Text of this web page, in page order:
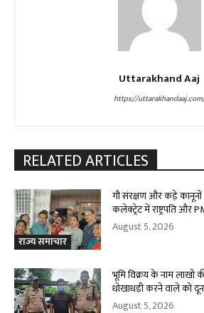
Uttarakhand Aaj
https://
RELATED ARTICLES
राज्य समाचार
गौ संरक्षण और कड़े
कलेक्ट्रेट में राष्ट्रपति और
August 5, 2026
भूमि विक्रय के नाम लाखो
धोखाधड़ी करने वाले को
August 5, 2026